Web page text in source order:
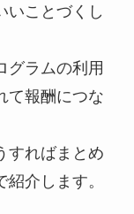
いことづくし
グラムの利用
て報酬につな
すればまとめ
介します。